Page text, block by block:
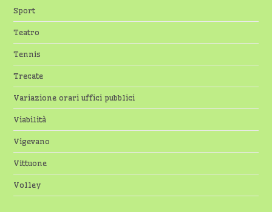
Sport
Teatro
Tennis
Trecate
Variazione orari uffici pubblici
Viabilità
Vigevano
Vittuone
Volley